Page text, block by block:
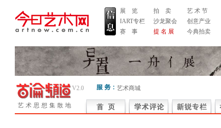
展 览
IART专栏
赛 事
拍 卖
沙龙聚会
提 名 展
艺 术 节
创意产业
今典拍卖
艺术思想集散地
V2.0 艺术商城